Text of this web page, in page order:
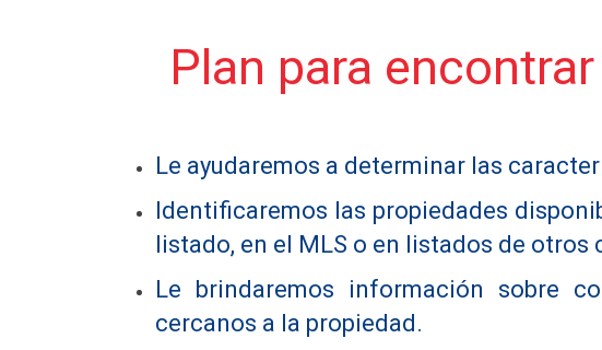
Plan para
Le ayudaremos a determinar las
Identificaremos las propiedades
listado, en el MLS o en listados de
Le brindaremos información sobre
cercanos a la propiedad.